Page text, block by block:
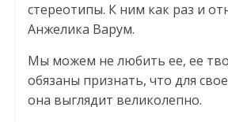
стереотипы. К ним как раз и
Анжелика Варум.
Мы можем не любить ее, ее
обязаны признать, что для
она выглядит великолепно.